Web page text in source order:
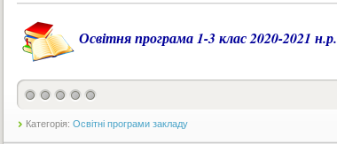
Освітня програма 1-3 клас 2020-2021 н.р.
Категорія: Освітні програми закладу